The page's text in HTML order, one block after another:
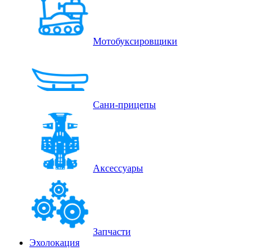
Мотобуксировщики
Сани-прицепы
Аксессуары
Запчасти
Эхолокация